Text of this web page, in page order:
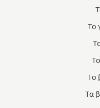
Το
Το
Τα